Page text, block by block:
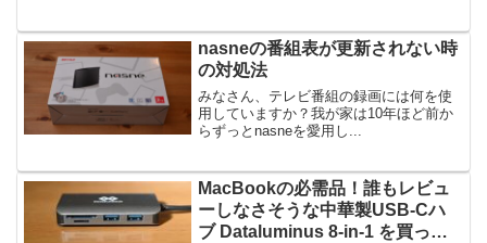
nasneの番組表が更新されない時
の対処法
みなさん、テレビ番組の録画には何を使
用していますか？我が家は10年ほど前か
らずっとnasneを愛用し...
MacBookの必需品！誰もレビュ
ーしなさそうな中華製USB-Cハ
ブ Dataluminus 8-in-1 を買って